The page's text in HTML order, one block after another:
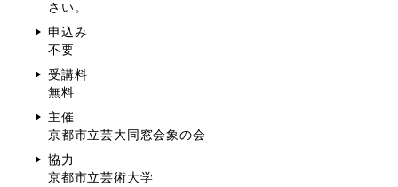
さい。
申込み
不要
受講料
無料
主催
京都市立芸大同窓会象の会
協力
京都市立芸術大学